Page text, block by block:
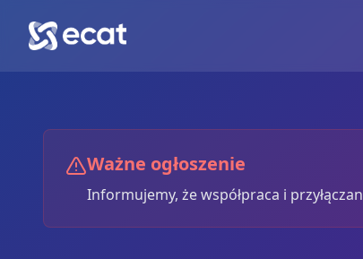
Ważne ogłoszenie
Informujemy, że współpraca i